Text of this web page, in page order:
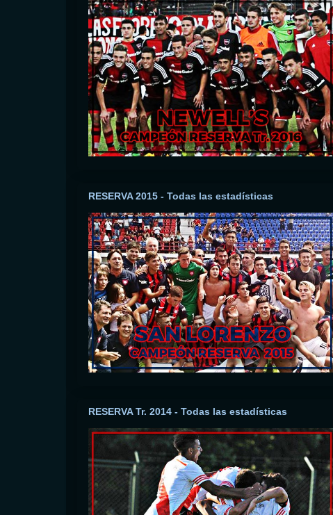
RESERVA 2015 - Todas las estadísticas
RESERVA Tr. 2014 - Todas las estadísticas